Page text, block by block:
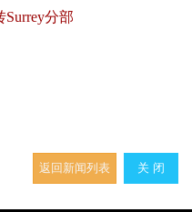
Surrey分部
返回新闻列表 关 闭